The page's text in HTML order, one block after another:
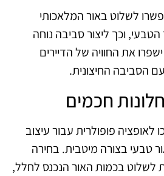
לשלוט באור המלאכותי
וכך ליצור סביבה נוחה
ישפרו את החוויה של הדיירים
עם הסביבה החיצונית.
חכמים
לאופציה פופולרית עבור עיצוב
טבעי בצורה מיטבית. בחירה
בכמות האור הנכנס לחלל,